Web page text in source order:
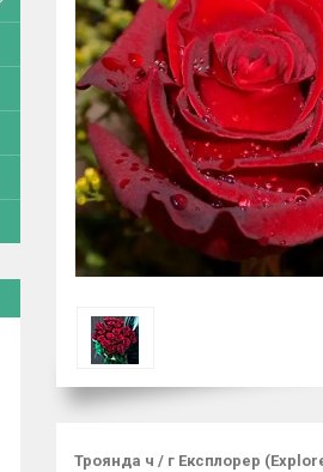
Троянда ч / г Експлорер